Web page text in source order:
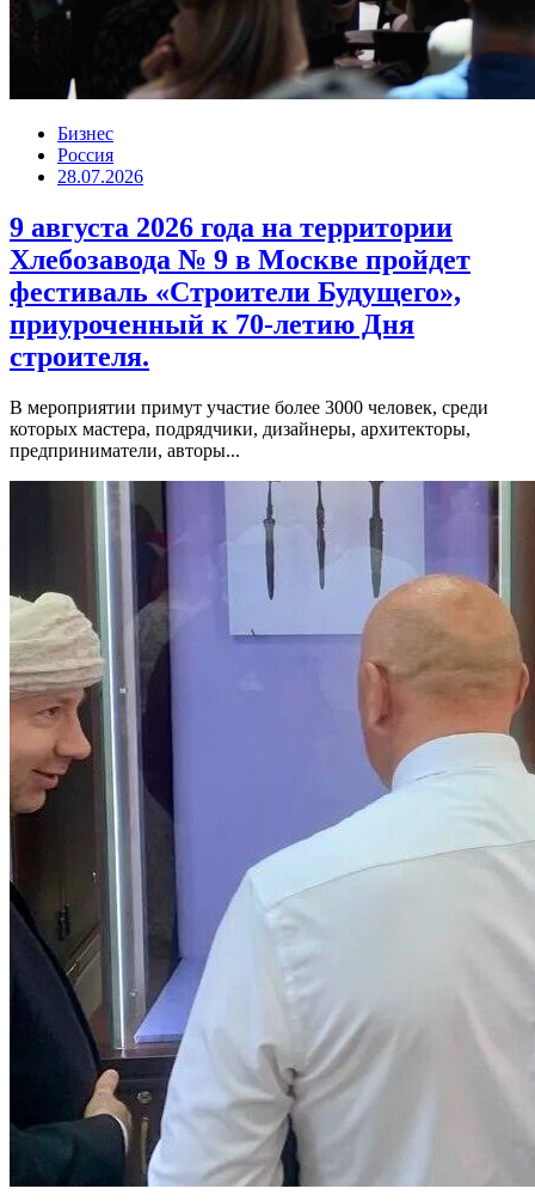
Бизнес
Россия
28.07.2026
9 августа 2026 года на территории
Хлебозавода № 9 в Москве пройдет
фестиваль «Строители Будущего»,
приуроченный к 70-летию Дня
строителя.
В мероприятии примут участие более 3000 человек, среди
которых мастера, подрядчики, дизайнеры, архитекторы,
предприниматели, авторы...